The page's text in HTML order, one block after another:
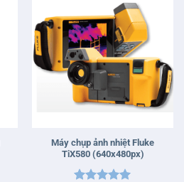
Máy chụp ảnh nhiệt Fluke
TiX580 (640x480px)